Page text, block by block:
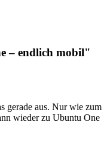
– endlich mobil"
gerade aus. Nur wie zum
wieder zu Ubuntu One